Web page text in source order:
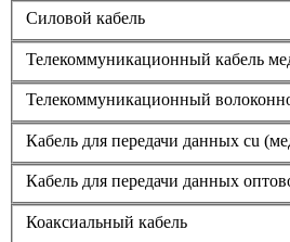
Силовой кабель
Телекоммуникационный кабель
Телекоммуникационный
Кабель для передачи данных cu
Кабель для передачи данных
Коаксиальный кабель